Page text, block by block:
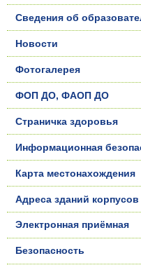
Сведения об
Новости
Фотогалерея
ФОП ДО, ФАОП ДО
Страничка здоровья
Информационная
Карта местонахождения
Адреса зданий корпусов
Электронная приёмная
Безопасность